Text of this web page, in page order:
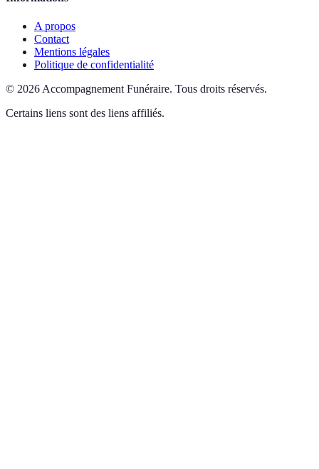
A propos
Contact
Mentions légales
Politique de confidentialité
© 2026 Accompagnement Funéraire. Tous droits réservés.
Certains liens sont des liens affiliés.